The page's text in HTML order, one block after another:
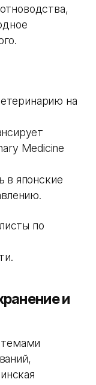
на
Medicine
в японские
по
и